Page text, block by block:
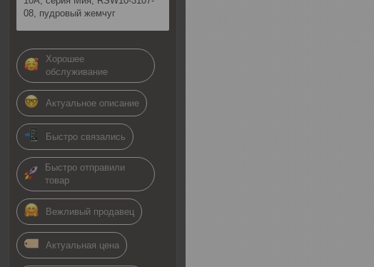
08, пудровый жемчуг
Хорошее
обслуживание
Актуальное описание
Быстро связались
Быстро отправили
товар
Вежливый продавец
Актуальная цена